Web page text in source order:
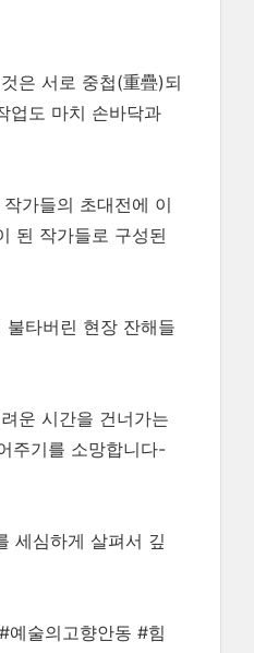
은 서로 중첩(重疊)되
업도 마치 손바닥과
가들의 초대전에 이
된 작가들로 구성된
타버린 현장 잔해들
운 시간을 건너가는
주기를 소망합니다-
세심하게 살펴서 깊
술의고향안동 #힘